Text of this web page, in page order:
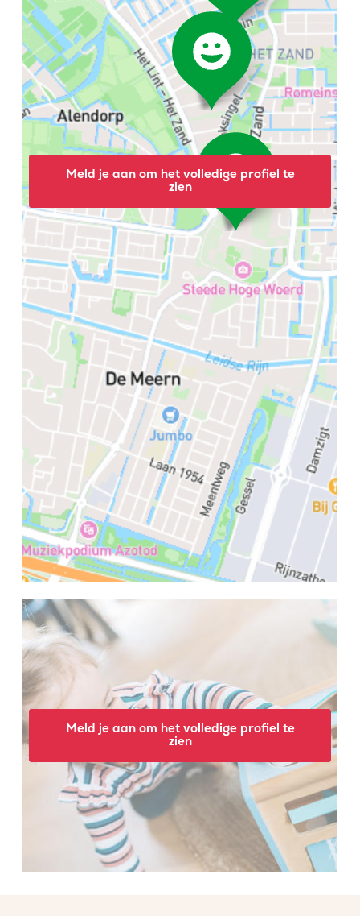
Meld je aan om het volledige profiel te
zien
Meld je aan om het volledige profiel te
zien